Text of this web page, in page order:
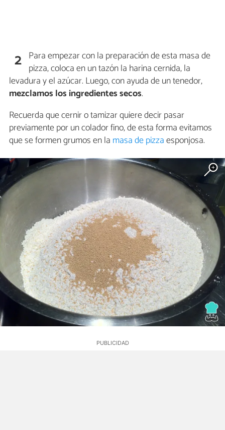
2 Para empezar con la preparación de esta masa de
pizza, coloca en un tazón la harina cernida, la
levadura y el azúcar. Luego, con ayuda de un tenedor,
mezclamos los ingredientes secos.
Recuerda que cernir o tamizar quiere decir pasar
previamente por un colador fino, de esta forma evitamos
que se formen grumos en la masa de pizzaesponjosa.